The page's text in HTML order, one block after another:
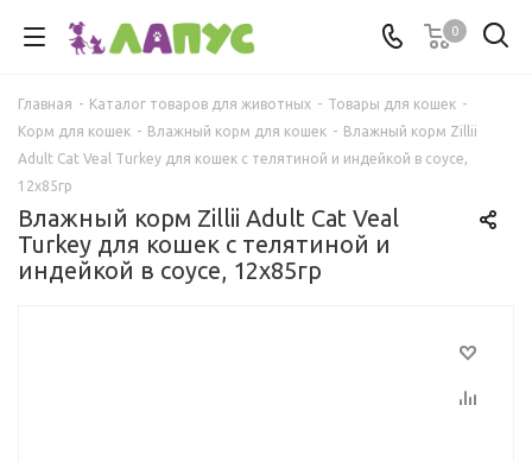
0
Главная - Каталог товаров для животных - Товары для кошек -
Корм для кошек - Влажный корм для кошек - Влажный корм Zillii
Adult Cat Veal Turkey для кошек с телятиной и индейкой в соусе,
12х85гр
Влажный корм Zillii Adult Cat Veal
Turkey для кошек с телятиной и
индейкой в соусе, 12х85гр